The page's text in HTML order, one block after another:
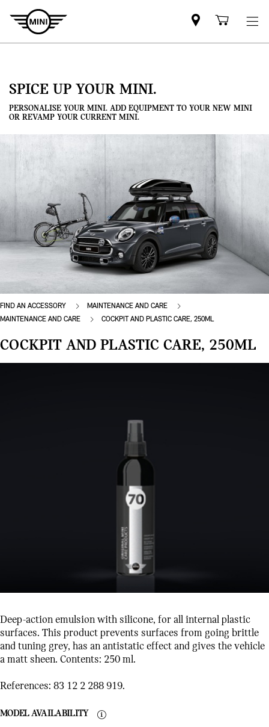
Mini
dealercart
SPICE UP YOUR MINI.
PERSONALISE YOUR MINI. ADD EQUIPMENT TO YOUR NEW MINI
OR REVAMP YOUR CURRENT MINI.
FIND AN ACCESSORY
MAINTENANCE AND CARE
MAINTENANCE AND CARE
COCKPIT AND PLASTIC CARE, 250ML
COCKPIT AND PLASTIC CARE, 250ML
Deep-action emulsion with silicone, for all internal plastic
surfaces. This product prevents surfaces from going brittle
and tuning grey, has an antistatic effect and gives the vehicle
a matt sheen. Contents: 250 ml.
References: 83 12 2 288 919.
MODEL AVAILABILITY